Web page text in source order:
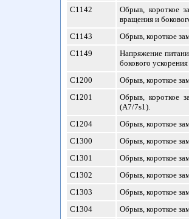
С1142
Обрыв, короткое
вращения и
С1143
Обрыв, короткое
С1149
Напряжение
бокового
С1200
Обрыв, короткое
С1201
Обрыв, короткое
(A7/7s1).
С1204
Обрыв, короткое
С1300
Обрыв, короткое
С1301
Обрыв, короткое
С1302
Обрыв, короткое
С1303
Обрыв, короткое
С1304
Обрыв, короткое